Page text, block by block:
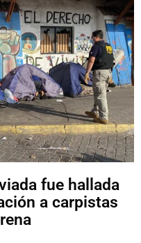
fue hallada
a carpistas